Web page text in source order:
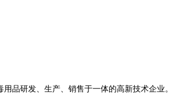
品研发、生产、销售于一体的高新技术企业。